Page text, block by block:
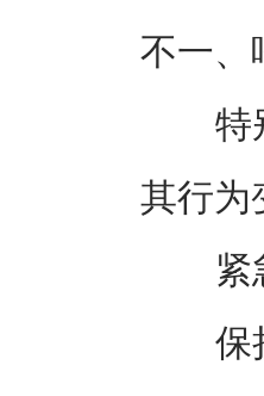
不一、
特别
其行为
紧急
保持